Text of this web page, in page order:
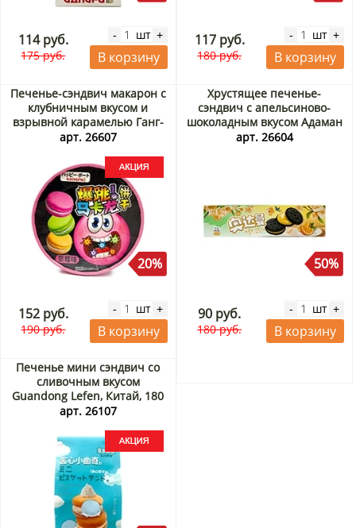
114 руб.
175 руб.
- шт +
В корзину
117 руб.
180 руб.
- шт +
В корзину
Печенье-сэндвич макарон с
клубничным вкусом и
взрывной карамелью Ганг-
фу/Gang-fu, Китай, 80 г
арт. 26607
20%
152 руб.
190 руб.
- шт +
В корзину
Хрустящее печенье-
сэндвич с апельсиново-
шоколадным вкусом Адаман
Ганг-фу/Gang-fu, Китай, 95 г.
арт. 26604
50%
90 руб.
180 руб.
- шт +
В корзину
Печенье мини сэндвич со
сливочным вкусом
Guandong Lefen, Китай, 180
г Акция
арт. 26107